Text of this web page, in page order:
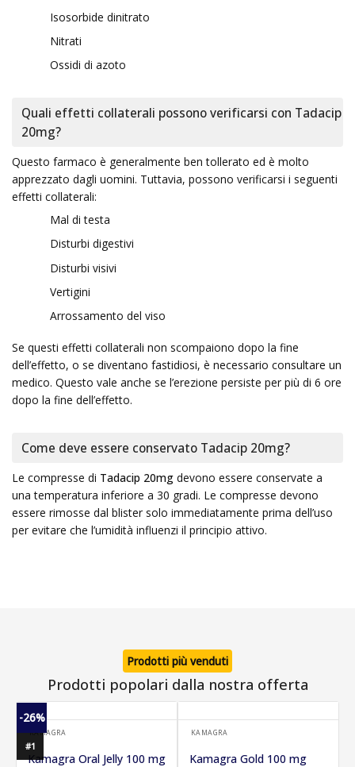
Isosorbide dinitrato
Nitrati
Ossidi di azoto
Quali effetti collaterali possono verificarsi con Tadacip
20mg?
Questo farmaco è generalmente ben tollerato ed è molto
apprezzato dagli uomini. Tuttavia, possono verificarsi i seguenti
effetti collaterali:
Mal di testa
Disturbi digestivi
Disturbi visivi
Vertigini
Arrossamento del viso
Se questi effetti collaterali non scompaiono dopo la fine
dell’effetto, o se diventano fastidiosi, è necessario consultare un
medico. Questo vale anche se l’erezione persiste per più di 6 ore
dopo la fine dell’effetto.
Come deve essere conservato Tadacip 20mg?
Le compresse di Tadacip 20mg devono essere conservate a
una temperatura inferiore a 30 gradi. Le compresse devono
essere rimosse dal blister solo immediatamente prima dell’uso
per evitare che l’umidità influenzi il principio attivo.
Prodotti più venduti
Prodotti popolari dalla nostra offerta
-26%
#1
KAMAGRA
Kamagra Oral Jelly 100 mg
KAMAGRA
Kamagra Gold 100 mg